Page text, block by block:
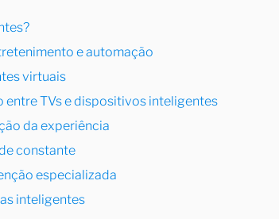
e automação
virtuais
entre TVs e dispositivos inteligentes
da experiência
constante
especializada
inteligentes